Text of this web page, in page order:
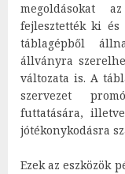
megoldásokat
fejlesztették ki és
táblagépből
állványra
változata is. A
szervezet
futtatására,
jótékonykodásra
Ezek az eszközök